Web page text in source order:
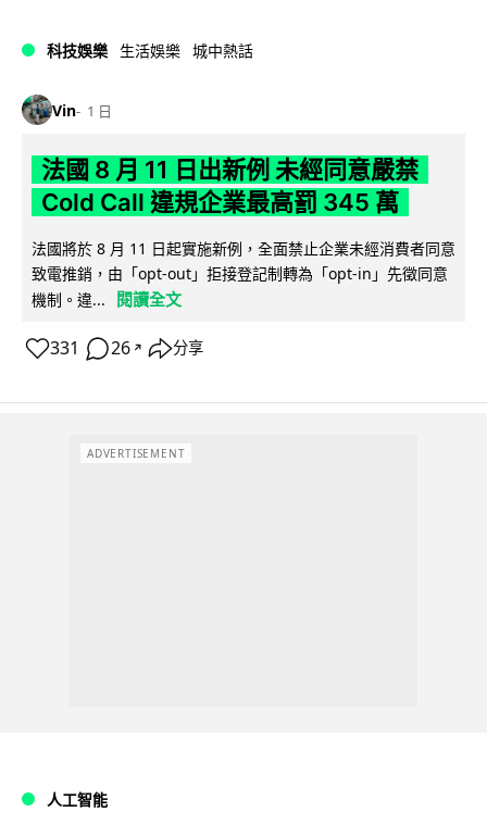
科技娛樂 生活娛樂 城中熱話
Vin 1 日
法國 8 月 11 日出新例 未經同意嚴禁
Cold Call 違規企業最高罰 345 萬
法國將於 8 月 11 日起實施新例，全面禁止企業未經消費者同意
致電推銷，由「opt-out」拒接登記制轉為「opt-in」先徵同意
機制。違...
閱讀全文
331 26 ↗ 分享
ADVERTISEMENT
人工智能